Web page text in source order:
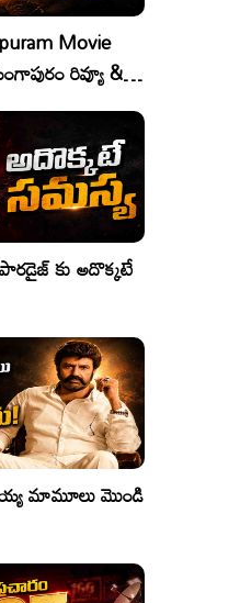
Movie
రివ్యూ &
పారడైజ్ కు అదొక్కటే
మామూలు మొండి